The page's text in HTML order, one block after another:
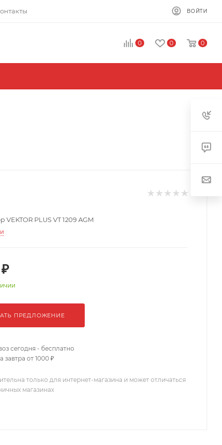
ВОЙТИ
0 0 0
VEKTOR PLUS VT 1209 AGM
ПРЕДЛОЖЕНИЕ
сегодня - бесплатно
завтра от 1000 ₽
только для интернет-магазина и может отличаться
магазинах